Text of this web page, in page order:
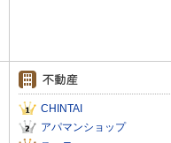
CHINTAI
アパマンショップ